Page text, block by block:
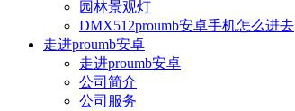
园林景观灯
DMX512proumb安卓手机怎么进去
走进proumb安卓
走进proumb安卓
公司简介
公司服务